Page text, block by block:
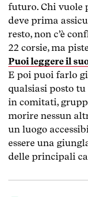
futuro. Chi vuole
deve prima
resto, non c’è
22 corsie, ma
Puoi leggere il
E poi puoi farlo
qualsiasi posto
in comitati,
morire nessun
un luogo
essere una
delle principali